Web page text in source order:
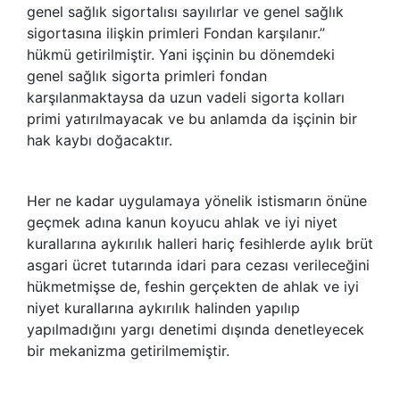
genel sağlık sigortalısı sayılırlar ve genel sağlık
sigortasına ilişkin primleri Fondan karşılanır.”
hükmü getirilmiştir. Yani işçinin bu dönemdeki
genel sağlık sigorta primleri fondan
karşılanmaktaysa da uzun vadeli sigorta kolları
primi yatırılmayacak ve bu anlamda da işçinin bir
hak kaybı doğacaktır.
Her ne kadar uygulamaya yönelik istismarın önüne
geçmek adına kanun koyucu ahlak ve iyi niyet
kurallarına aykırılık halleri hariç fesihlerde aylık brüt
asgari ücret tutarında idari para cezası verileceğini
hükmetmişse de, feshin gerçekten de ahlak ve iyi
niyet kurallarına aykırılık halinden yapılıp
yapılmadığını yargı denetimi dışında denetleyecek
bir mekanizma getirilmemiştir.